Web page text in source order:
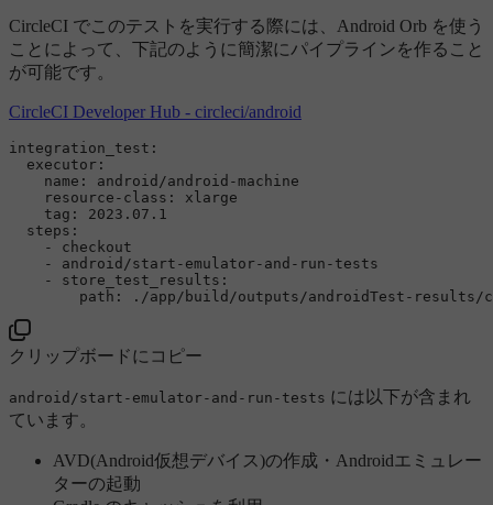
CircleCI でこのテストを実行する際には、Android Orb を使う
ことによって、下記のように簡潔にパイプラインを作ること
が可能です。
CircleCI Developer Hub - circleci/android
integration_test:
executor:
name:
android/android-machine
resource-class:
xlarge
tag:
2023.07 .1
steps:
-
checkout
-
android/start-emulator-and-run-tests
-
store_test_results:
path:
./app/build/outputs/androidTest-results/
クリップボードにコピー
android/start-emulator-and-run-tests には以下が含まれ
ています。
AVD(Android仮想デバイス)の作成・Androidエミュレー
ターの起動